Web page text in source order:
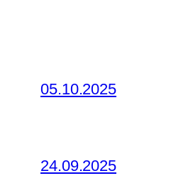
05.10.2025
24.09.2025